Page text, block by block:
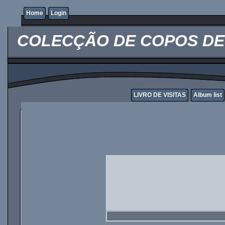
Home Login
COLECÇÃO DE COPOS
LIVRO DE VISITAS Album list